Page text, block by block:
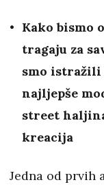
Kako bismo
tragaju za
smo
najljepše
street
kreacija
Jedna od prvih